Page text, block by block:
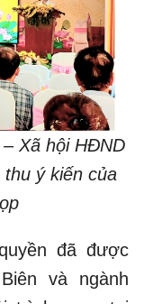
Xã hội HĐND
thu ý kiến của
đã được
và ngành